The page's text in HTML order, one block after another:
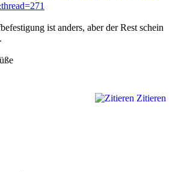
ist anders, aber der Rest schein
Zitieren